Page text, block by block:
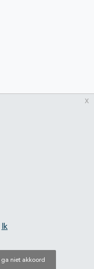
40483480
Ik
ga niet akkoord
x